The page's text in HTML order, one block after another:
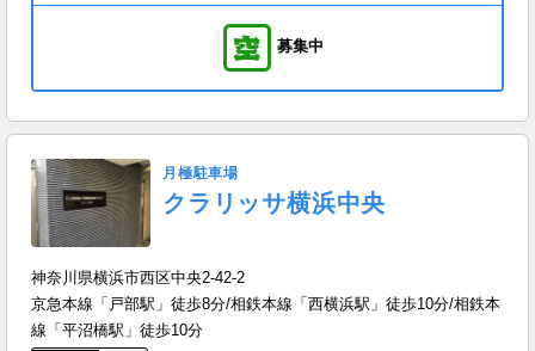
募集中
月極駐車場
クラリッサ横浜中央
神奈川県横浜市西区中央2-42-2
京急本線「戸部駅」徒歩8分/相鉄本線「西横浜駅」徒歩10分/相鉄本
線「平沼橋駅」徒歩10分